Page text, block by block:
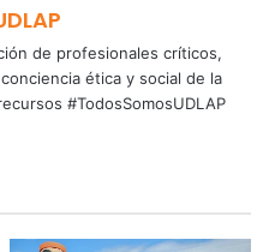
de profesionales críticos,
ética y social de la
#TodosSomosUDLAP